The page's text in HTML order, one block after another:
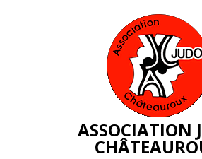
ASSOCIATION